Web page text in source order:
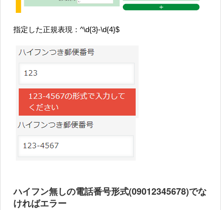
指定した正規表現：^\d{3}-\d{4}$
ハイフン無しの電話番号形式(09012345678)でな
ければエラー